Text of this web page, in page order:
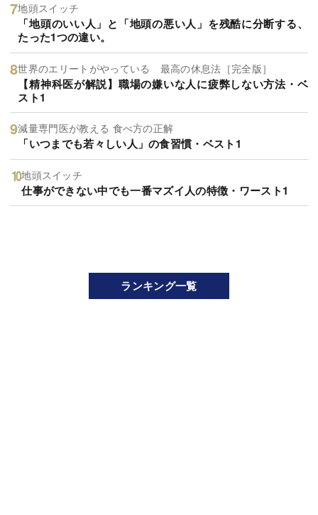
地頭スイッチ
「地頭のいい人」と「地頭の悪い人」を残酷に分断する、
たった1つの違い。
世界のエリートがやっている 最高の休息法［完全版］
【精神科医が解説】職場の嫌いな人に疲弊しない方法・ベ
スト1
減量専門医が教える 食べ方の正解
「いつまでも若々しい人」の食習慣・ベスト1
地頭スイッチ
仕事ができない中でも一番マズイ人の特徴・ワースト1
ランキング一覧